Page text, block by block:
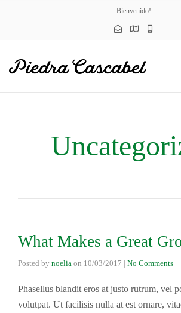
Bienvenido!
What Makes a Great
Posted by noelia on 10/03/2017 | No Comments
Phasellus blandit eros at justo rutrum, vel
volutpat. Ut facilisis nulla at est ornare,